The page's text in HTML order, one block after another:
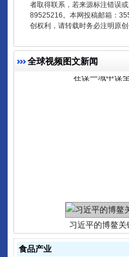
者取得联系，若来源标注错误
89525216。本网投稿邮箱：
创权利，请转载时务必注明原
全球视频图文新闻
在谋一域中谋
食品产业